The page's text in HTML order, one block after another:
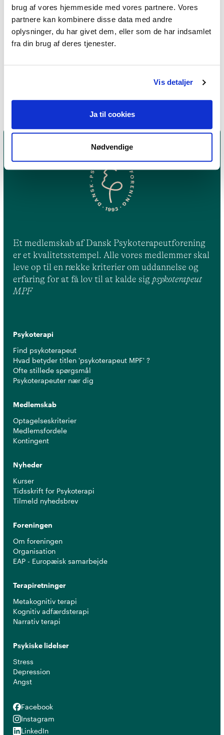
brug af vores hjemmeside med vores partnere. Vores
partnere kan kombinere disse data med andre
oplysninger, du har givet dem, eller som de har indsamlet
fra din brug af deres tjenester.
Vis detaljer
Ja til cookies
Nødvendige
Jeg praktiserer følgende
Gestaltterapi
Et medlemskab af Dansk Psykoterapeutforening
er et kvalitetsstempel. Alle vores medlemmer skal
leve op til en række kriterier om uddannelse og
erfaring for at få lov til at kalde sig psykoterapeut
MPF
Psykoterapi
Find psykoterapeut
Hvad betyder titlen 'psykoterapeut MPF' ?
Ofte stillede spørgsmål
Psykoterapeuter nær dig
Medlemskab
Optagelseskriterier
Medlemsfordele
Kontingent
Nyheder
Kurser
Tidsskrift for Psykoterapi
Tilmeld nyhedsbrev
Foreningen
Om foreningen
Organisation
EAP - Europæisk samarbejde
Terapiretninger
Metakognitiv terapi
Kognitiv adfærdsterapi
Narrativ terapi
Psykiske lidelser
Stress
Depression
Angst
Facebook
Facebook
Instagram
Instagram
LinkedIn
LinkedIn